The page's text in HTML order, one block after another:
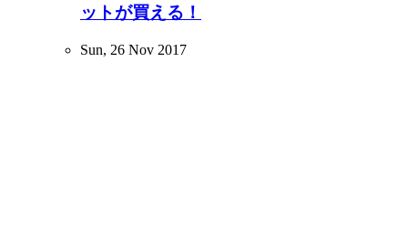
ットが買える！
Sun, 26 Nov 2017